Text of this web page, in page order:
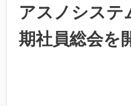
アスノシステ
期社員総会を